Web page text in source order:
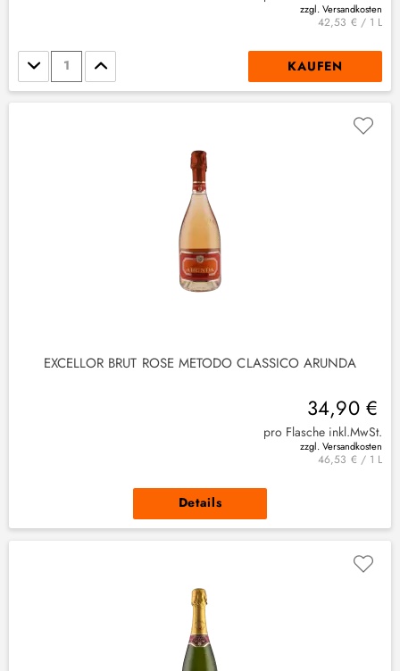
zzgl. Versandkosten
42,53 € / 1 L
Stückzahl KAUFEN
EXCELLOR BRUT ROSE METODO CLASSICO ARUNDA
34,90 €
pro Flasche inkl.MwSt.
zzgl. Versandkosten
46,53 € / 1 L
Details